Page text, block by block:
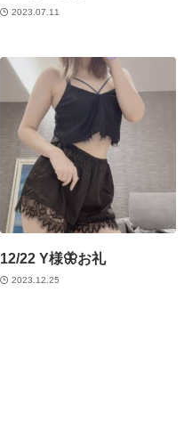
2023.07.11
12/22 Y様🦋お礼
2023.12.25